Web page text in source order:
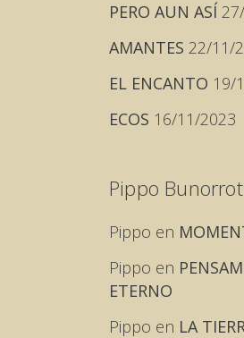
PERO AUN ASÍ
AMANTES 22/11/
EL ENCANTO 19/
ECOS 16/11/2023
Pippo
Pippo en
Pippo en
ETERNO
Pippo en LA